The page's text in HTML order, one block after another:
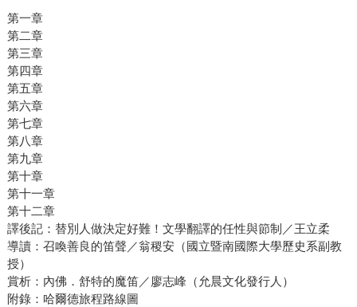
第一章
第二章
第三章
第四章
第五章
第六章
第七章
第八章
第九章
第十章
第十一章
第十二章
譯後記：替別人做決定好難！文學翻譯的任性與節制／王立柔
導讀：召喚善良的笛聲／翁稷安（國立暨南國際大學歷史系副教
授）
賞析：內佛．舒特的魔笛／廖志峰（允晨文化發行人）
附錄：哈爾德旅程路線圖